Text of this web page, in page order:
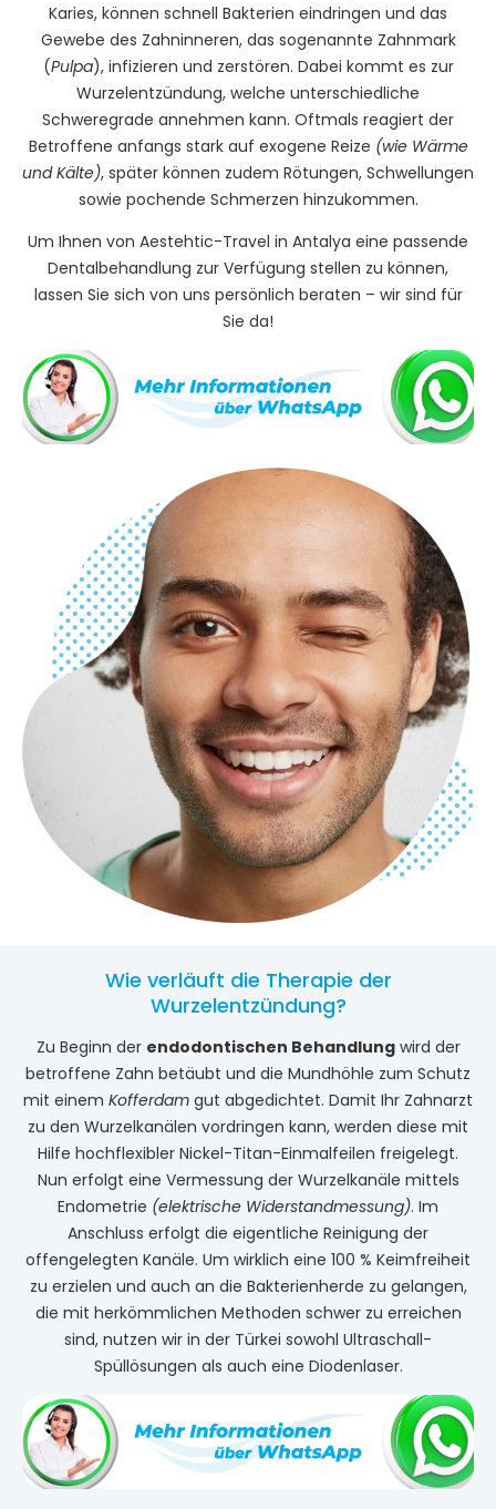
Karies, können schnell Bakterien eindringen und das
Gewebe des Zahninneren, das sogenannte Zahnmark
(Pulpa), infizieren und zerstören. Dabei kommt es zur
Wurzelentzündung, welche unterschiedliche
Schweregrade annehmen kann. Oftmals reagiert der
Betroffene anfangs stark auf exogene Reize (wie Wärme
und Kälte), später können zudem Rötungen, Schwellungen
sowie pochende Schmerzen hinzukommen.
Um Ihnen von Aestehtic-Travel in Antalya eine passende
Dentalbehandlung zur Verfügung stellen zu können,
lassen Sie sich von uns persönlich beraten – wir sind für
Sie da!
Wie verläuft die Therapie der
Wurzelentzündung?
Zu Beginn der endodontischen Behandlungwird der
betroffene Zahn betäubt und die Mundhöhle zum Schutz
mit einem Kofferdam gut abgedichtet. Damit Ihr Zahnarzt
zu den Wurzelkanälen vordringen kann, werden diese mit
Hilfe hochflexibler Nickel-Titan-Einmalfeilen freigelegt.
Nun erfolgt eine Vermessung der Wurzelkanäle mittels
Endometrie (elektrische Widerstandmessung). Im
Anschluss erfolgt die eigentliche Reinigung der
offengelegten Kanäle. Um wirklich eine 100 % Keimfreiheit
zu erzielen und auch an die Bakterienherde zu gelangen,
die mit herkömmlichen Methoden schwer zu erreichen
sind, nutzen wir in der Türkei sowohl Ultraschall-
Spüllösungen als auch eine Diodenlaser.